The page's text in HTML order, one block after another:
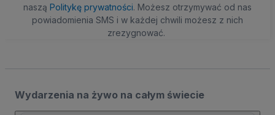
naszą Politykę prywatności. Możesz otrzymywać od nas
powiadomienia SMS i w każdej chwili możesz z nich
zrezygnować.
Wydarzenia na żywo na całym świecie